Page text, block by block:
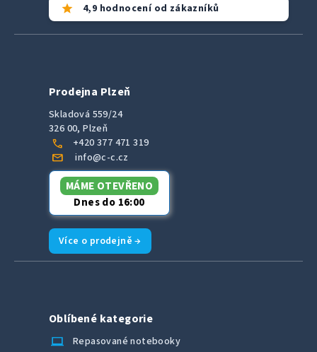
star 4,9 hodnocení od zákazníků
Prodejna Plzeň
Skladová 559/24
326 00, Plzeň
call +420 377 471 319
mail info@c-c.cz
MÁME OTEVŘENO
Dnes do 16:00
Více o prodejně →
Oblíbené kategorie
laptop_chromebook
Repasované notebooky